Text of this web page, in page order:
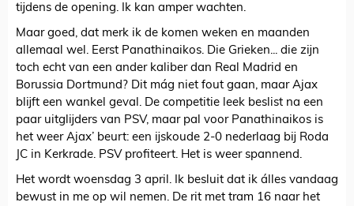
tijdens de opening. Ik kan amper wachten.
Maar goed, dat merk ik de komen weken en maanden
allemaal wel. Eerst Panathinaikos. Die Grieken... die zijn
toch echt van een ander kaliber dan Real Madrid en
Borussia Dortmund? Dit mág niet fout gaan, maar Ajax
blijft een wankel geval. De competitie leek beslist na een
paar uitglijders van PSV, maar pal voor Panathinaikos is
het weer Ajax’ beurt: een ijskoude 2-0 nederlaag bij Roda
JC in Kerkrade. PSV profiteert. Het is weer spannend.
Het wordt woensdag 3 april. Ik besluit dat ik álles vandaag
bewust in me op wil nemen. De rit met tram 16 naar het